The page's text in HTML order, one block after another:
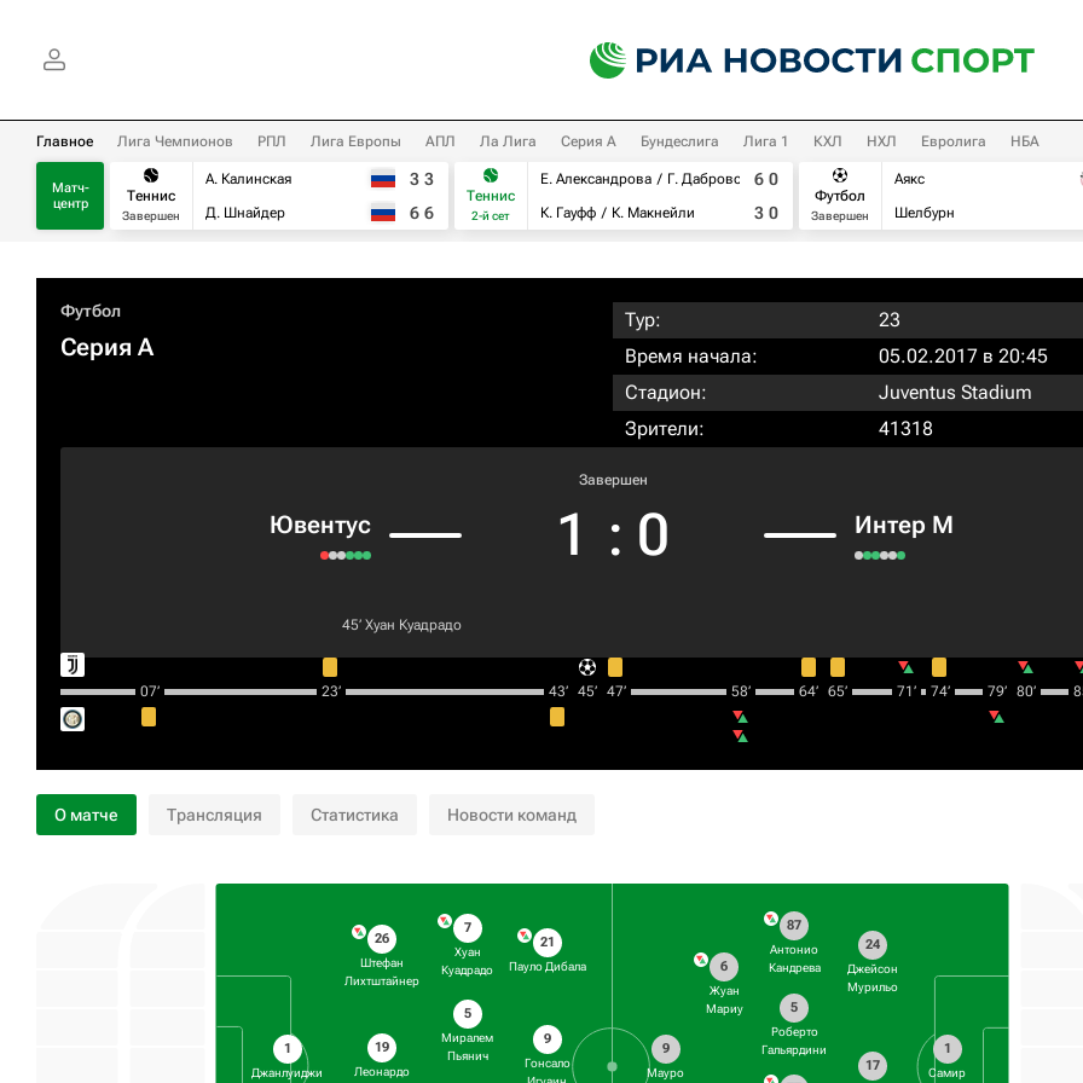
Главное Лига Чемпионов РПЛ Лига Европы АПЛ Ла Лига Серия А Бундеслига Лига 1 КХЛ НХЛ Евролига НБА
Матч-
центр
Теннис
Завершен
А. Калинская
Д. Шнайдер
3 3
6 6
Теннис
2-й сет
Е. Александрова
Г. Дабровски
К. Гауфф
К. Макнейли
6 0
3 0
Футбол
Завершен
Аякс
Шелбурн
Футбол
Серия А
Тур:
23
Время начала:
05.02.2017 в 20:45
Стадион:
Juventus Stadium
Зрители:
41318
Ювентус
Завершен
1 : 0 Интер М
45‎’‎ Хуан Куадрадо
07‎’‎ 23‎’‎ 43‎’‎ 45‎’‎ 47‎’‎ 58‎’‎ 64‎’‎ 65‎’‎ 71‎’‎ 74‎’‎ 79‎’‎ 80‎’‎
О матче Трансляция Статистика Новости команд
1
Джанлуиджи
26
Штефан
Лихтштайнер
19
Леонардо
7
Хуан
Куадрадо
5
Миралем
Пьянич
21
Пауло Дибала
9
Гонсало
1
Самир
24
Джейсон
Мурильо
17
87
Антонио
Кандрева
5
Роберто
Гальярдини
6
Жуан
Мариу
9
Мауро